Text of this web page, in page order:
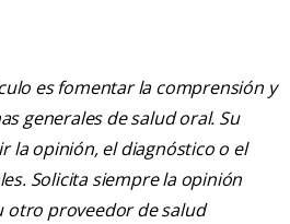
es fomentar la comprensión y
generales de salud oral. Su
la opinión, el diagnóstico o el
Solicita siempre la opinión
otro proveedor de salud